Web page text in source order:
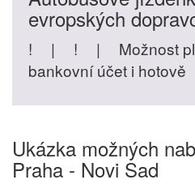
evropských
! | ! |
Možnost
bankovní účet i hotově
Ukázka možných
Praha - Novi Sad